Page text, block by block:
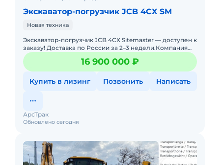
Экскаватор-погрузчик JCB 4CX SM
Новая техника
Экскаватор-погрузчик JCB 4СX Sitemaster — доступен к
заказу! Доставка по России за 2–3 недели.Компания
«АрсТрак» более 5 лет специализир
16 900 000 ₽
Купить в лизинг Позвонить Написать
Обновлено сегодня
АрсТрак